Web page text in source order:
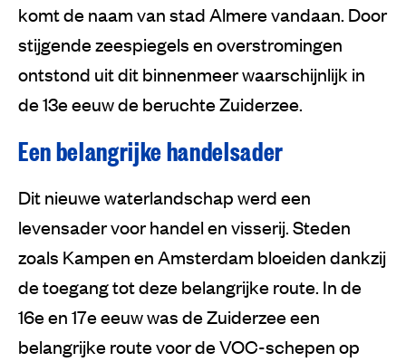
komt de naam van stad Almere vandaan. Door
stijgende zeespiegels en overstromingen
ontstond uit dit binnenmeer waarschijnlijk in
de 13e eeuw de beruchte Zuiderzee.
Een belangrijke handelsader
Dit nieuwe waterlandschap werd een
levensader voor handel en visserij. Steden
zoals Kampen en Amsterdam bloeiden dankzij
de toegang tot deze belangrijke route. In de
16e en 17e eeuw was de Zuiderzee een
belangrijke route voor de VOC-schepen op